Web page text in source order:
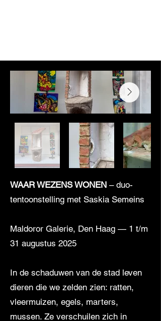
WAAR WEZENS WONEN – duo-
tentoonstelling met Saskia Semeins
Maldoror Galerie, Den Haag — 1 t/m
31 augustus 2025
In de schaduwen van de stad leven
dieren die we zelden zien: ratten,
vleermuizen, egels, marters,
mussen. Ze verschuilen zich in